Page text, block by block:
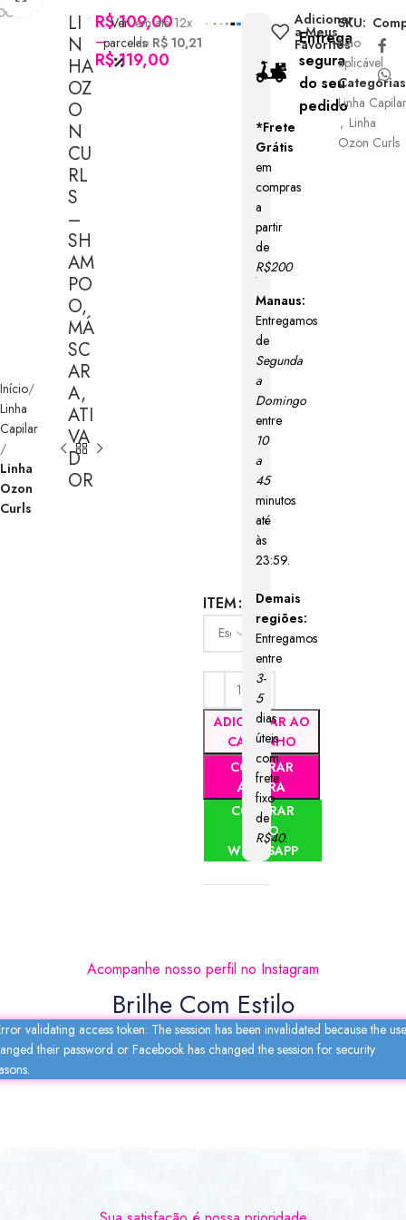
Início
Linha
Capilar
Linha
Ozon
Curls
LI
N
HA
OZ
O
N
CU
RL
S
–
SH
AM
PO
O,
MÁ
SC
AR
A,
ATI
VA
D
OR
R$109,00
–
R$119,00
Ver
parcelas
em até 12x
de R$ 10,21
ITEM
ADICIONAR AO
CARRINHO
COMPRAR
AGORA
COMPRAR
PELO
WHATSAPP
Entrega
segura
do seu
pedido
*Frete
Grátis
em
compras
a
partir
de
R$200
Manaus:
Entregamos
de
Segunda
a
Domingo
entre
10
a
45
minutos
até
às
23:59.
Demais
regiões:
Entregamos
entre
3-
5
dias
úteis
com
frete
fixo
de
R$40.
Adicionar
a Meus
Favoritos
SKU:
Não
aplicável
Linha
, Linha
Ozon Curls
Acompanhe nosso perfil no Instagram
Brilhe Com Estilo
validating access token: The session has been invalidated because the
their password or Facebook has changed the session for security